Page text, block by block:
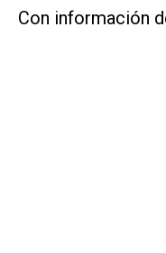
Con información